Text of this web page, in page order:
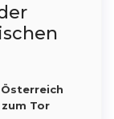
Tor